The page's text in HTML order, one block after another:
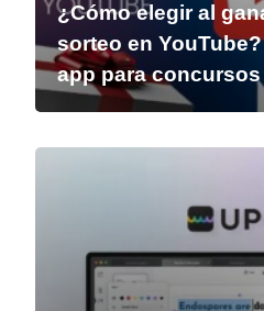
¿Cómo elegir al
sorteo en
app para concursos